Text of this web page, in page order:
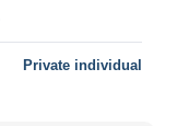
Private individual